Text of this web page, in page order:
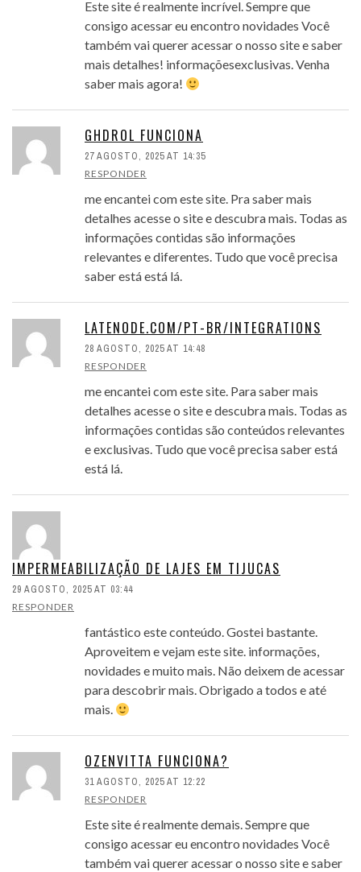
Este site é realmente incrível. Sempre que
consigo acessar eu encontro novidades Você
também vai querer acessar o nosso site e saber
mais detalhes! informaçõesexclusivas. Venha
saber mais agora!
GHDROL FUNCIONA
27 AGOSTO, 2025 AT 14:35
RESPONDER
me encantei com este site. Pra saber mais
detalhes acesse o site e descubra mais. Todas as
informações contidas são informações
relevantes e diferentes. Tudo que você precisa
saber está está lá.
LATENODE.COM/PT-BR/INTEGRATIONS
28 AGOSTO, 2025 AT 14:48
RESPONDER
me encantei com este site. Para saber mais
detalhes acesse o site e descubra mais. Todas as
informações contidas são conteúdos relevantes
e exclusivas. Tudo que você precisa saber está
está lá.
IMPERMEABILIZAÇÃO DE LAJES EM TIJUCAS
29 AGOSTO, 2025 AT 03:44
RESPONDER
fantástico este conteúdo. Gostei bastante.
Aproveitem e vejam este site. informações,
novidades e muito mais. Não deixem de acessar
para descobrir mais. Obrigado a todos e até
mais.
OZENVITTA FUNCIONA?
31 AGOSTO, 2025 AT 12:22
RESPONDER
Este site é realmente demais. Sempre que
consigo acessar eu encontro novidades Você
também vai querer acessar o nosso site e saber